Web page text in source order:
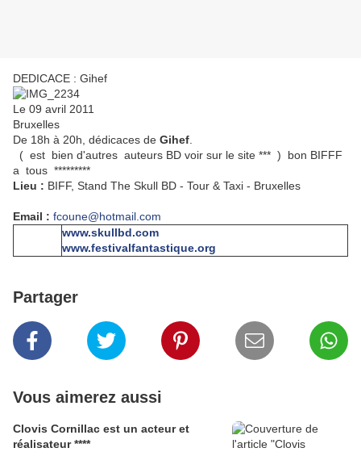
DEDICACE : Gihef
Le 09 avril 2011
Bruxelles
De 18h à 20h, dédicaces de Gihef
( est bien d'autres auteurs BD voir sur le site *** ) bon BIFFF
a tous *********
Lieu : BIFF, Stand The Skull BD - Tour & Taxi - Bruxelles
Email : fcoune@hotmail.com
www.skullbd.com
www.festivalfantastique.org
Partager
Vous aimerez aussi
Clovis Cornillac est un acteur et
réalisateur ****